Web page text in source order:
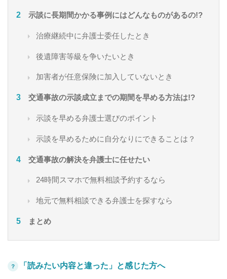
示談に長期間かかる事例にはどんなものがあるの!?
治療継続中に弁護士委任したとき
後遺障害等級を争いたいとき
加害者が任意保険に加入していないとき
交通事故の示談成立までの期間を早める方法は!?
示談を早める弁護士選びのポイント
示談を早めるために自分なりにできることは？
交通事故の解決を弁護士に任せたい
24時間スマホで無料相談予約するなら
地元で無料相談できる弁護士を探すなら
まとめ
？ 「読みたい内容と違った」と感じた方へ